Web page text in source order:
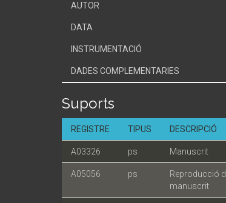
AUTOR
DATA
INSTRUMENTACIÓ
DADES COMPLEMENTARIES
Suports
REGISTRE TIPUS DESCRIPCIÓ
A03326 ps Manuscrit
A05056 ps
Reproducció
manuscrit